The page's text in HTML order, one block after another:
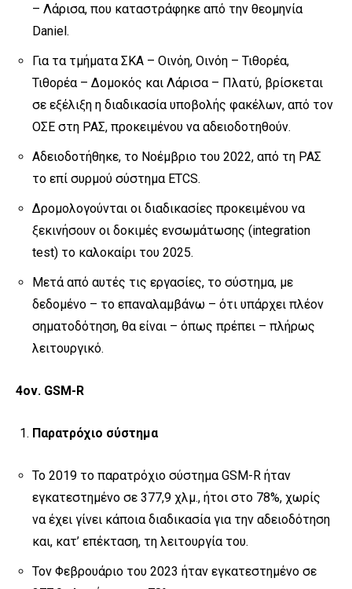
– Λάρισα, που καταστράφηκε από την θεομηνία
Daniel.
Για τα τμήματα ΣΚΑ – Οινόη, Οινόη – Τιθορέα,
Τιθορέα – Δομοκός και Λάρισα – Πλατύ, βρίσκεται
σε εξέλιξη η διαδικασία υποβολής φακέλων, από τον
ΟΣΕ στη ΡΑΣ, προκειμένου να αδειοδοτηθούν.
Αδειοδοτήθηκε, το Νοέμβριο του 2022, από τη ΡΑΣ
το επί συρμού σύστημα ETCS.
Δρομολογούνται οι διαδικασίες προκειμένου να
ξεκινήσουν οι δοκιμές ενσωμάτωσης (integration
test) το καλοκαίρι του 2025.
Μετά από αυτές τις εργασίες, το σύστημα, με
δεδομένο – το επαναλαμβάνω – ότι υπάρχει πλέον
σηματοδότηση, θα είναι – όπως πρέπει – πλήρως
λειτουργικό.
4ον. GSM-R
Παρατρόχιο σύστημα
Το 2019 το παρατρόχιο σύστημα GSM-R ήταν
εγκατεστημένο σε 377,9 χλμ., ήτοι στο 78%, χωρίς
να έχει γίνει κάποια διαδικασία για την αδειοδότηση
και, κατ’ επέκταση, τη λειτουργία του.
Τον Φεβρουάριο του 2023 ήταν εγκατεστημένο σε